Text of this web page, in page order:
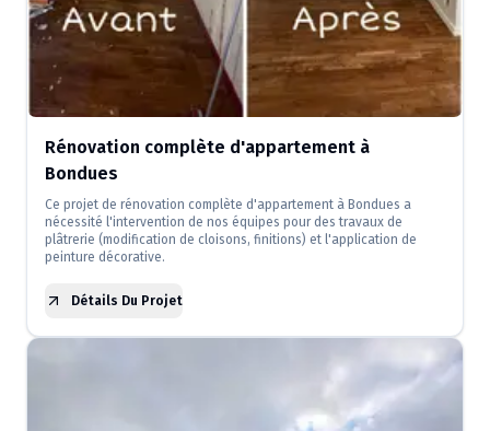
Rénovation complète d'appartement à
Bondues
Ce projet de rénovation complète d'appartement à Bondues a
nécessité l'intervention de nos équipes pour des travaux de
plâtrerie (modification de cloisons, finitions) et l'application de
peinture décorative.
Détails Du Projet